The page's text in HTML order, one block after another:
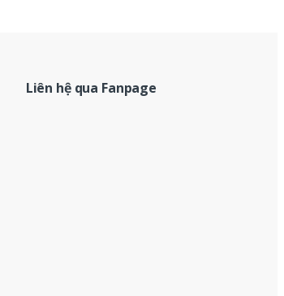
Liên hệ qua Fanpage